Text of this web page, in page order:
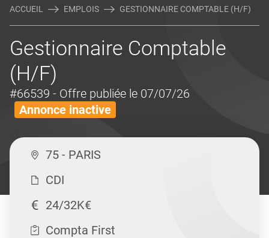
ACCUEIL EMPLOIS GESTIONNAIRE COMPTABLE (H/F)
Gestionnaire Comptable
(H/F)
#66539 - Offre publiée le 07/07/26
Annonce inactive
75 - PARIS
CDI
24/32K€
Compta First